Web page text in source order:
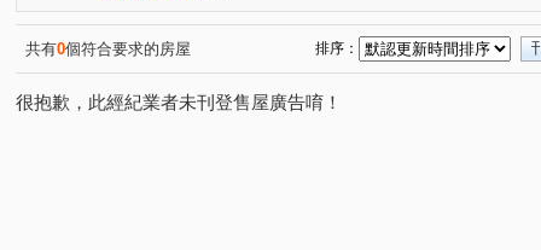
共有0個符合要求的房屋 排序：
很抱歉，此經紀業者未刊登售屋廣告唷！